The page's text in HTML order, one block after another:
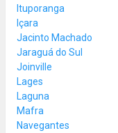
Ituporanga
Içara
Jacinto Machado
Jaraguá do Sul
Joinville
Lages
Laguna
Mafra
Navegantes